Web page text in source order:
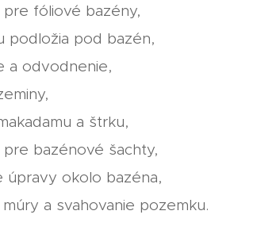
fóliové bazény,
podložia pod bazén,
a odvodnenie,
a štrku,
bazénové šachty,
úpravy okolo bazéna,
a svahovanie pozemku.